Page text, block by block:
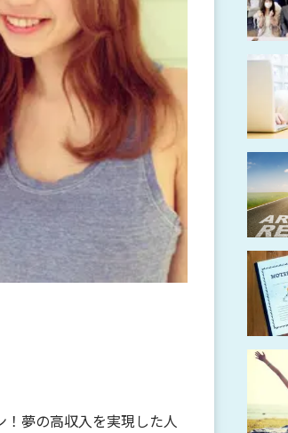
夢の高収入を実現した人